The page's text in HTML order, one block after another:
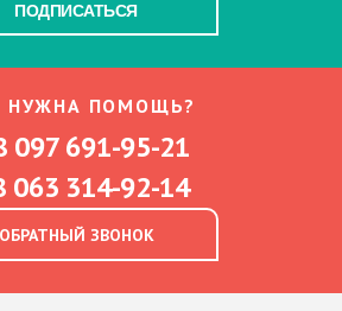
ПОДПИСАТЬСЯ
НУЖНА ПОМОЩЬ?
097 691-95-21
063 314-92-14
ОБРАТНЫЙ ЗВОНОК